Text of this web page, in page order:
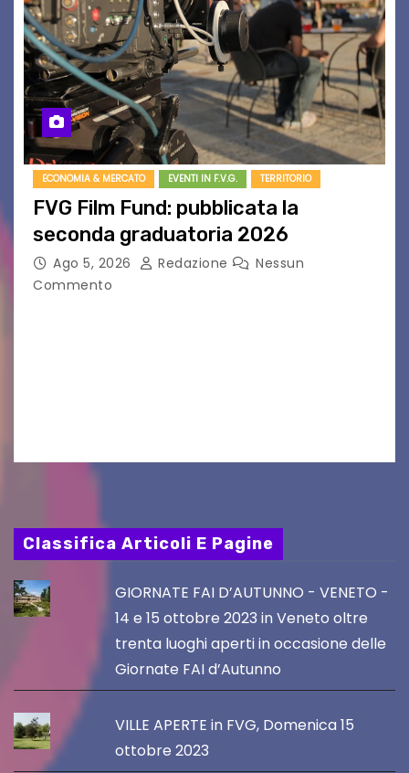
ECONOMIA & MERCATO EVENTI IN F.V.G. TERRITORIO
FVG Film Fund: pubblicata la
seconda graduatoria 2026
Ago 5, 2026 Redazione
Nessun
Commento
Classifica Articoli E Pagine
GIORNATE FAI D’AUTUNNO - VENETO -
14 e 15 ottobre 2023 in Veneto oltre
trenta luoghi aperti in occasione delle
Giornate FAI d’Autunno
VILLE APERTE in FVG, Domenica 15
ottobre 2023